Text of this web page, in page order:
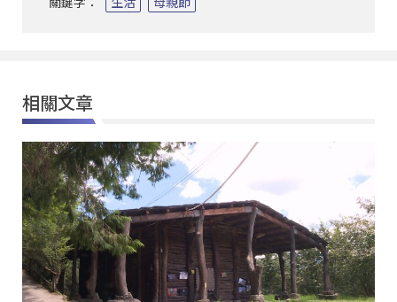
關鍵字： 生活 母親節
相關文章